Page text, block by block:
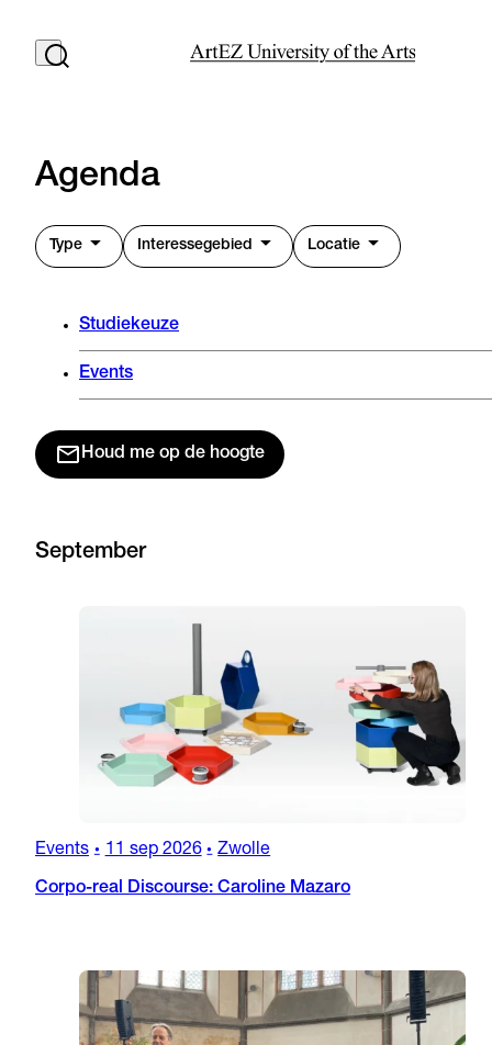
Agenda
Type Interessegebied Locatie
Studiekeuze
Events
Houd me op de hoogte
September
Events • 11 sep 2026 • Zwolle
Corpo-real Discourse: Caroline Mazaro